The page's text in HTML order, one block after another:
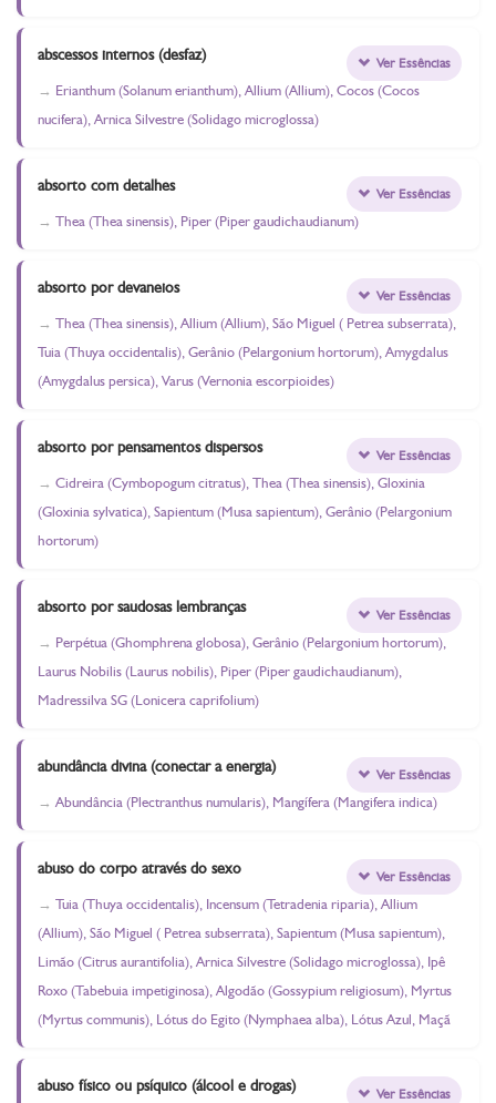
abscessos internos (desfaz)
Erianthum (Solanum erianthum), Allium (Allium), Cocos (Cocos
nucifera), Arnica Silvestre (Solidago microglossa)
Ver Essências
absorto com detalhes
Thea (Thea sinensis), Piper (Piper gaudichaudianum)
Ver Essências
absorto por devaneios
Thea (Thea sinensis), Allium (Allium), São Miguel ( Petrea subserrata),
Tuia (Thuya occidentalis), Gerânio (Pelargonium hortorum), Amygdalus
(Amygdalus persica), Varus (Vernonia escorpioides)
Ver Essências
absorto por pensamentos dispersos
Cidreira (Cymbopogum citratus), Thea (Thea sinensis), Gloxinia
(Gloxinia sylvatica), Sapientum (Musa sapientum), Gerânio (Pelargonium
hortorum)
Ver Essências
absorto por saudosas lembranças
Perpétua (Ghomphrena globosa), Gerânio (Pelargonium hortorum),
Laurus Nobilis (Laurus nobilis), Piper (Piper gaudichaudianum),
Madressilva SG (Lonicera caprifolium)
Ver Essências
abundância divina (conectar a energia)
Abundância (Plectranthus numularis), Mangífera (Mangifera indica)
Ver Essências
abuso do corpo através do sexo
Tuia (Thuya occidentalis), Incensum (Tetradenia riparia), Allium
(Allium), São Miguel ( Petrea subserrata), Sapientum (Musa sapientum),
Limão (Citrus aurantifolia), Arnica Silvestre (Solidago microglossa), Ipê
Roxo (Tabebuia impetiginosa), Algodão (Gossypium religiosum), Myrtus
(Myrtus communis), Lótus do Egito (Nymphaea alba), Lótus Azul, Maçã
Ver Essências
abuso físico ou psíquico (álcool e drogas) Ver Essências